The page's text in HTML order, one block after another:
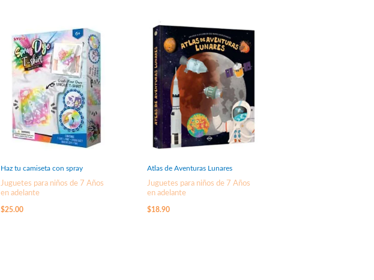
Haz tu camiseta con spray
Juguetes para niños de 7 Años
en adelante
$25.00
Atlas de Aventuras Lunares
Juguetes para niños de 7 Años
en adelante
$18.90